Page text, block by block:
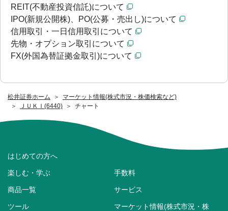
松井証券ホーム
マーケット情報(株式市況・株価検索など)
ＪＵＫＩ(6440)
チャート
REIT(不動産投資信託)について
IPO(新規公開株)、PO(公募・売出し)について
信用取引・一日信用取引について
先物・オプション取引について
FX(外国為替証拠金取引)について
はじめての方へ
楽しむ・学ぶ 手数料
商品一覧 サービス
ツール
マーケット情報(株式市況・株